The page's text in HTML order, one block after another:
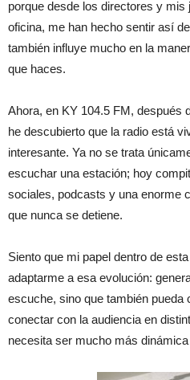
porque desde los directores y mis
oficina, me han hecho sentir así
también influye mucho en la
que haces.
Ahora, en KY 104.5 FM, después
he descubierto que la radio está
interesante. Ya no se trata
escuchar una estación; hoy
sociales, podcasts y una enorme
que nunca se detiene.
Siento que mi papel dentro de
adaptarme a esa evolución:
escuche, sino que también
conectar con la audiencia en
necesita ser mucho más